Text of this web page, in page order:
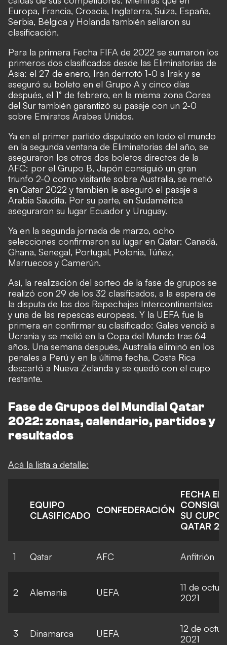
Europa, Francia, Croacia, Inglaterra, Suiza, España,
Serbia, Bélgica y Holanda también sellaron su
clasificación.
Para la primera Fecha FIFA de 2022 se sumaron los
primeros dos clasificados desde las Eliminatorias de
Asia: el 27 de enero, Irán derrotó 1-0 a Irak y se
aseguró su boleto en el Grupo A y cinco días
después, el 1° de febrero, en la misma zona Corea
del Sur también garantizó su pasaje con un 2-0
sobre Emiratos Árabes Unidos.
Ya en el primer partido disputado en todo el mundo
en la segunda ventana de Eliminatorias del año, se
aseguraron los otros dos boletos directos de la
AFC: por el Grupo B, Japón consiguió un gran
triunfo 2-0 como visitante sobre Australia, se metió
en Qatar 2022 y también le aseguró el pasaje a
Arabia Saudita. Por su parte, en Sudamérica
aseguraron su lugar Ecuador y Uruguay.
Ya en la segunda jornada de marzo, ocho
selecciones confirmaron su lugar en Qatar: Canadá,
Ghana, Senegal, Portugal, Polonia, Túñez,
Marruecos y Camerún.
Así, la realización del sorteo de la fase de grupos se
realizó con 29 de los 32 clasificados, a la espera de
la disputa de los dos Repechajes Intercontinentales
y una de las repescas europeas. Y la UEFA fue la
primera en confirmar su clasificado: Gales venció a
Ucrania y se metió en la Copa del Mundo tras 64
años. Una semana después, Australia eliminó en los
penales a Perú y en la última fecha, Costa Rica
descartó a Nueva Zelanda y se quedó con el cupo
restante.
Fase de Grupos del Mundial Qatar
2022: zonas, calendario, partidos y
resultados
Acá la lista a detalle:
EQUIPO
CLASIFICADO CONFEDERACIÓN
FECHA
SU CUPO
QATAR
1 Qatar AFC Anfitrión
2 Alemania UEFA
11 de
2021
3 Dinamarca UEFA
12 de
2021